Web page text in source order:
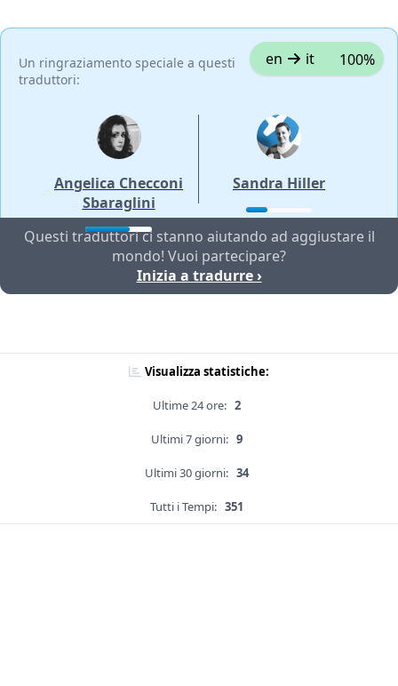
Un ringraziamento speciale a questi
traduttori:
en it 100%
Angelica Checconi
Sbaraglini
Sandra Hiller
Questi traduttori ci stanno aiutando ad aggiustare il
mondo! Vuoi partecipare?
Inizia a tradurre ›
Visualizza statistiche:
Ultime 24 ore: 2
Ultimi 7 giorni: 9
Ultimi 30 giorni: 34
Tutti i Tempi: 351